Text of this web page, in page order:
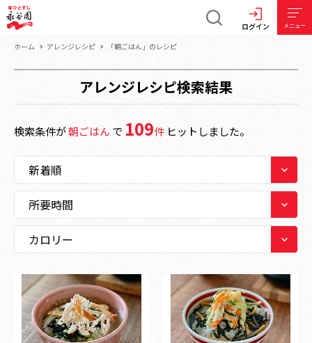
ログイン メニュー
ホーム アレンジレシピ 「朝ごはん」のレシピ
アレンジレシピ検索結果
検索条件が朝ごはんで 109件 ヒットしました。